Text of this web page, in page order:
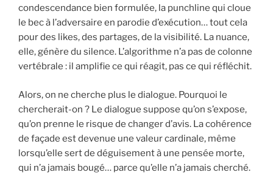
condescendance bien formulée, la punchline qui cloue
le bec à l’adversaire en parodie d’exécution… tout cela
pour des likes, des partages, de la visibilité. La nuance,
elle, génère du silence. L’algorithme n’a pas de colonne
vertébrale : il amplifie ce qui réagit, pas ce qui réfléchit.
Alors, on ne cherche plus le dialogue. Pourquoi le
chercherait-on ? Le dialogue suppose qu’on s’expose,
qu’on prenne le risque de changer d’avis. La cohérence
de façade est devenue une valeur cardinale, même
lorsqu’elle sert de déguisement à une pensée morte,
qui n’a jamais bougé… parce qu’elle n’a jamais cherché.